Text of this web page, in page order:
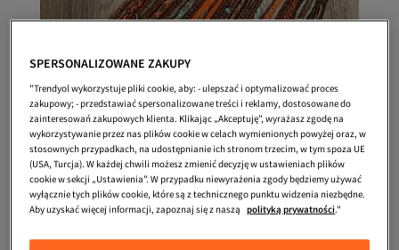
SPERSONALIZOWANE ZAKUPY
"Trendyol wykorzystuje pliki cookie, aby: - ulepszać i optymalizować proces
zakupowy; - przedstawiać spersonalizowane treści i reklamy, dostosowane do
zainteresowań zakupowych klienta. Klikając „Akceptuję”, wyrażasz zgodę na
wykorzystywanie przez nas plików cookie w celach wymienionych powyżej oraz, w
stosownych przypadkach, na udostępnianie ich stronom trzecim, w tym spoza UE
(USA, Turcja). W każdej chwili możesz zmienić decyzję w ustawieniach plików
cookie w sekcji „Ustawienia”. W przypadku niewyrażenia zgody będziemy używać
wyłącznie tych plików cookie, które są z technicznego punktu widzenia niezbędne.
Aby uzyskać więcej informacji, zapoznaj się z naszą polityką prywatności."